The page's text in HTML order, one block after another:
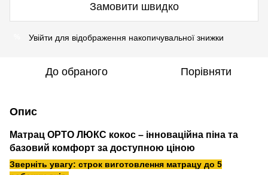
Замовити швидко
Увійти для відображення накопичувальної знижки
До обраного Порівняти
Опис
Матрац ОРТО ЛЮКС кокос – інноваційна піна та
базовий комфорт за доступною ціною
Зверніть увагу: строк виготовлення матрацу до 5